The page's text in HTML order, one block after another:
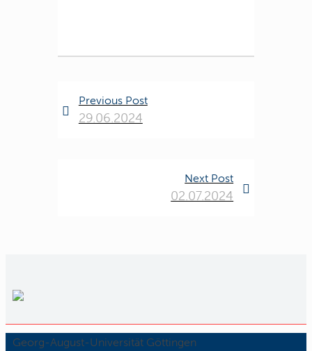
Previous Post
29.06.2024
Next Post
02.07.2024
Georg-August-Universität Göttingen